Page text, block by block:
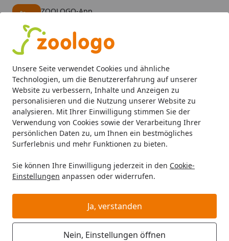
Unsere Seite verwendet Cookies und ähnliche
Technologien, um die Benutzererfahrung auf unserer
Website zu verbessern, Inhalte und Anzeigen zu
personalisieren und die Nutzung unserer Website zu
analysieren. Mit Ihrer Einwilligung stimmen Sie der
Verwendung von Cookies sowie der Verarbeitung Ihrer
persönlichen Daten zu, um Ihnen ein bestmögliches
Surferlebnis und mehr Funktionen zu bieten.
Sie können Ihre Einwilligung jederzeit in den Cookie-
Einstellungen anpassen oder widerrufen.
Ja, verstanden
Nein, Einstellungen öffnen
ZOOLOGO-App
Alle Produkte
Mein Konto
Suchen
Hundespielzeug
Hund Hundespielzeug